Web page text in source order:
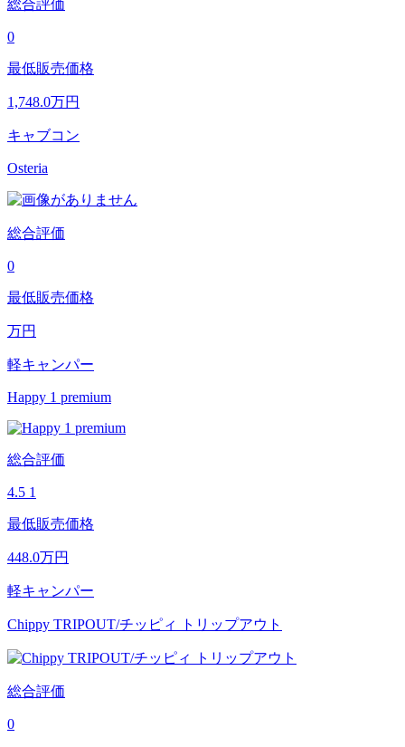
総合評価
0
最低販売価格
1,748.0万円
キャブコン
Osteria
総合評価
0
最低販売価格
万円
軽キャンパー
Happy 1 premium
総合評価
4.5 1
最低販売価格
448.0万円
軽キャンパー
Chippy TRIPOUT/チッピィ トリップアウト
総合評価
0